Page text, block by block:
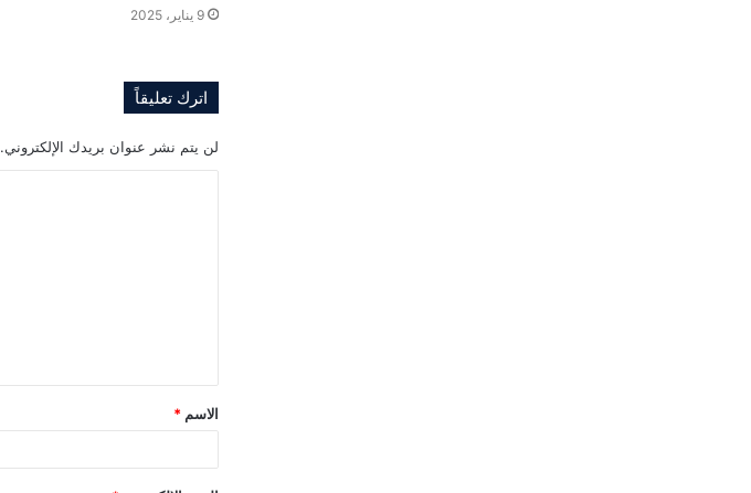
9 يناير، 2025
اترك تعليقاً
لن يتم نشر عنوان بريدك الإلكتروني.
ق
*
الاسم *